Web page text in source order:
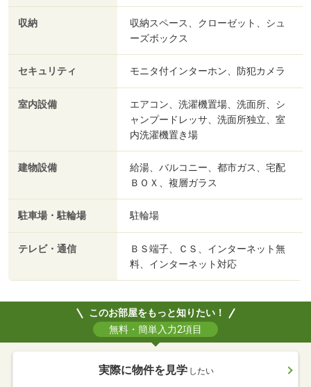
収納
収納スペース、クローゼット、シュ
ーズボックス
セキュリティ モニタ付インターホン、防犯カメラ
室内設備
エアコン、洗濯機置場、洗面所、シ
ャンプードレッサ、洗面所独立、室
内洗濯機置き場
建物設備
給湯、バルコニー、都市ガス、宅配
ＢＯＸ、複層ガラス
駐車場・駐輪場 駐輪場
テレビ・通信
ＢＳ端子、ＣＳ、インターネット無
料、インターネット対応
このお部屋をもっと知りたい！
無料・簡単入力2項目
実際に物件を見学 したい